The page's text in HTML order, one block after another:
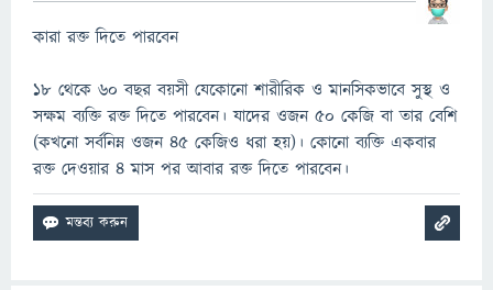
কারা রক্ত দিতে পারবেন
১৮ থেকে ৬০ বছর বয়সী যেকোনো শারীরিক ও মানসিকভাবে সুস্থ ও
সক্ষম ব্যক্তি রক্ত দিতে পারবেন। যাদের ওজন ৫০ কেজি বা তার বেশি
(কখনো সর্বনিম্ন ওজন ৪৫ কেজিও ধরা হয়)। কোনো ব্যক্তি একবার
রক্ত দেওয়ার ৪ মাস পর আবার রক্ত দিতে পারবেন।